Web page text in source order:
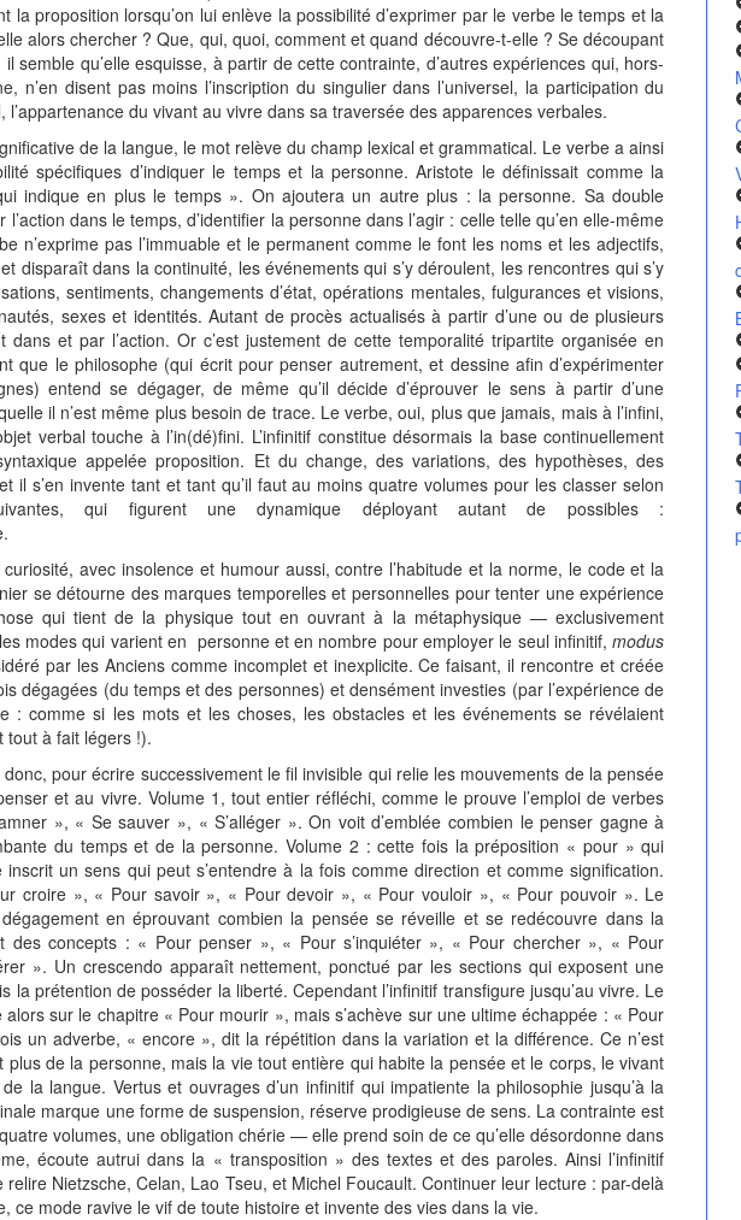
la proposition lorsqu’on lui enlève la possibilité d’exprimer par le verbe le temps et la
alors chercher ? Que, qui, quoi, comment et quand découvre-t-elle ? Se découpant
semble qu’elle esquisse, à partir de cette contrainte, d’autres expériences qui, hors-
n’en disent pas moins l’inscription du singulier dans l’universel, la participation du
l’appartenance du vivant au vivre dans sa traversée des apparences verbales.
de la langue, le mot relève du champ lexical et grammatical. Le verbe a ainsi
spécifiques d’indiquer le temps et la personne. Aristote le définissait comme la
indique en plus le temps ». On ajoutera un autre plus : la personne. Sa double
l’action dans le temps, d’identifier la personne dans l’agir : celle telle qu’en elle-même
n’exprime pas l’immuable et le permanent comme le font les noms et les adjectifs,
disparaît dans la continuité, les événements qui s’y déroulent, les rencontres qui s’y
sentiments, changements d’état, opérations mentales, fulgurances et visions,
sexes et identités. Autant de procès actualisés à partir d’une ou de plusieurs
dans et par l’action. Or c’est justement de cette temporalité tripartite organisée en
que le philosophe (qui écrit pour penser autrement, et dessine afin d’expérimenter
entend se dégager, de même qu’il décide d’éprouver le sens à partir d’une
il n’est même plus besoin de trace. Le verbe, oui, plus que jamais, mais à l’infini,
verbal touche à l’in(dé)fini. L’infinitif constitue désormais la base continuellement
appelée proposition. Et du change, des variations, des hypothèses, des
il s’en invente tant et tant qu’il faut au moins quatre volumes pour les classer selon
qui figurent une dynamique déployant autant de possibles :
avec insolence et humour aussi, contre l’habitude et la norme, le code et la
se détourne des marques temporelles et personnelles pour tenter une expérience
qui tient de la physique tout en ouvrant à la métaphysique — exclusivement
modes qui varient en personne et en nombre pour employer le seul infinitif,modus
par les Anciens comme incomplet et inexplicite. Ce faisant, il rencontre et créée
dégagées (du temps et des personnes) et densément investies (par l’expérience de
: comme si les mots et les choses, les obstacles et les événements se révélaient
tout à fait légers !).
pour écrire successivement le fil invisible qui relie les mouvements de la pensée
et au vivre. Volume 1, tout entier réfléchi, comme le prouve l’emploi de verbes
», « Se sauver », « S’alléger ». On voit d’emblée combien le penser gagne à
du temps et de la personne. Volume 2 : cette fois la préposition « pour » qui
un sens qui peut s’entendre à la fois comme direction et comme signification.
croire », « Pour savoir », « Pour devoir », « Pour vouloir », « Pour pouvoir ». Le
en éprouvant combien la pensée se réveille et se redécouvre dans la
des concepts : « Pour penser », « Pour s’inquiéter », « Pour chercher », « Pour
». Un crescendo apparaît nettement, ponctué par les sections qui exposent une
la prétention de posséder la liberté. Cependant l’infinitif transfigure jusqu’au vivre. Le
alors sur le chapitre « Pour mourir », mais s’achève sur une ultime échappée : « Pour
un adverbe, « encore », dit la répétition dans la variation et la différence. Ce n’est
plus de la personne, mais la vie tout entière qui habite la pensée et le corps, le vivant
la langue. Vertus et ouvrages d’un infinitif qui impatiente la philosophie jusqu’à la
marque une forme de suspension, réserve prodigieuse de sens. La contrainte est
volumes, une obligation chérie — elle prend soin de ce qu’elle désordonne dans
écoute autrui dans la « transposition » des textes et des paroles. Ainsi l’infinitif
Nietzsche, Celan, Lao Tseu, et Michel Foucault. Continuer leur lecture : par-delà
ce mode ravive le vif de toute histoire et invente des vies dans la vie.